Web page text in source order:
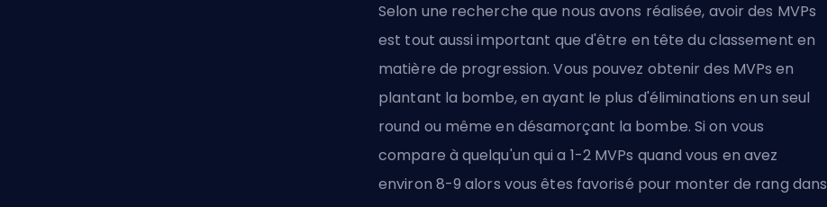
Selon une recherche que nous avons réalisée, avoir des MVPs
est tout aussi important que d'être en tête du classement en
matière de progression. Vous pouvez obtenir des MVPs en
plantant la bombe, en ayant le plus d'éliminations en un seul
round ou même en désamorçant la bombe. Si on vous
compare à quelqu'un qui a 1-2 MVPs quand vous en avez
environ 8-9 alors vous êtes favorisé pour monter de rang dans